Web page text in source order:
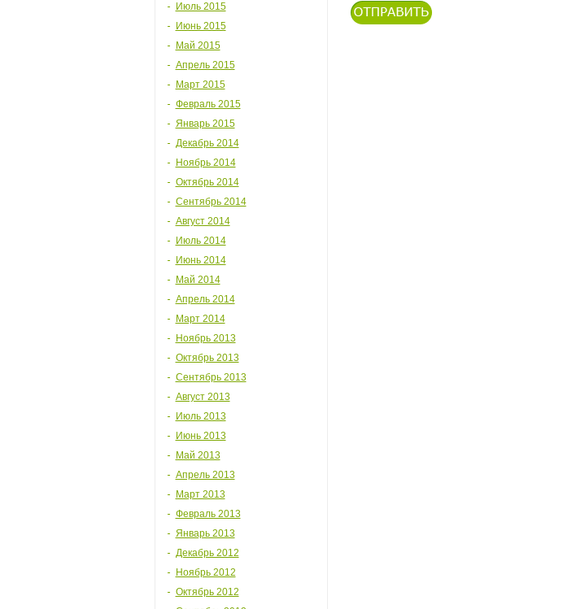
Июль 2015
Июнь 2015
Май 2015
Апрель 2015
Март 2015
Февраль 2015
Январь 2015
Декабрь 2014
Ноябрь 2014
Октябрь 2014
Сентябрь 2014
Август 2014
Июль 2014
Июнь 2014
Май 2014
Апрель 2014
Март 2014
Ноябрь 2013
Октябрь 2013
Сентябрь 2013
Август 2013
Июль 2013
Июнь 2013
Май 2013
Апрель 2013
Март 2013
Февраль 2013
Январь 2013
Декабрь 2012
Ноябрь 2012
Октябрь 2012